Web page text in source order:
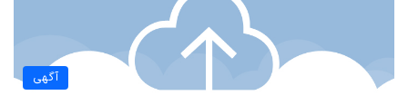
آگهی